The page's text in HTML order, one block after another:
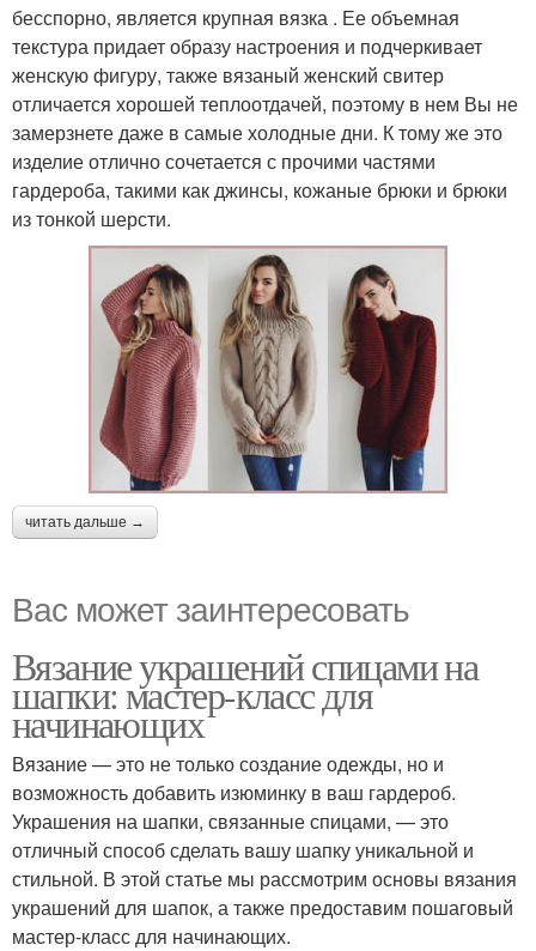
бесспорно, является крупная вязка . Ее объемная
текстура придает образу настроения и подчеркивает
женскую фигуру, также вязаный женский свитер
отличается хорошей теплоотдачей, поэтому в нем Вы не
замерзнете даже в самые холодные дни. К тому же это
изделие отлично сочетается с прочими частями
гардероба, такими как джинсы, кожаные брюки и брюки
из тонкой шерсти.
читать дальше →
Вас может заинтересовать
Вязание украшений спицами на
шапки: мастер-класс для
начинающих
Вязание — это не только создание одежды, но и
возможность добавить изюминку в ваш гардероб.
Украшения на шапки, связанные спицами, — это
отличный способ сделать вашу шапку уникальной и
стильной. В этой статье мы рассмотрим основы вязания
украшений для шапок, а также предоставим пошаговый
мастер-класс для начинающих.